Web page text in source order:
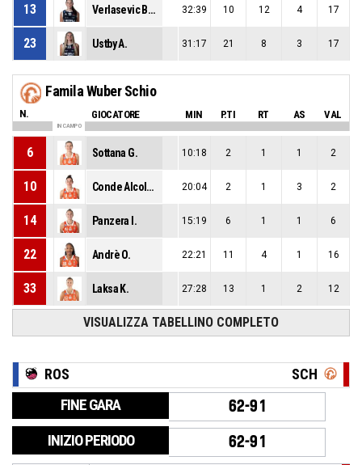
13 Verlasevic Brcaninovic M. 32:39 10 12 4 17
23 Ustby A. 31:17 21 8 3 17
Famila Wuber Schio
N. GIOCATORE MIN P.TI RT AS VAL
IN CAMPO
6 Sottana G. 10:18 2 1 1 2
10 Conde Alcolado M. 20:04 2 1 3 2
14 Panzera I. 15:19 6 1 1 6
22 Andrè O. 22:21 11 4 1 16
33 Laksa K. 27:28 13 1 2 12
VISUALIZZA TABELLINO COMPLETO
ROS SCH
FINE GARA 62-91
INIZIO PERIODO 62-91